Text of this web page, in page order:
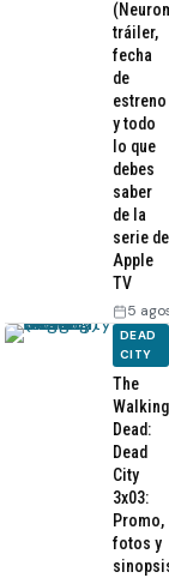
tráiler,
fecha
de
estreno
y todo
lo que
debes
saber
de la
serie de
Apple
TV
5
DEAD
CITY
The
Walking
Dead:
Dead
City
3x03:
Promo,
fotos y